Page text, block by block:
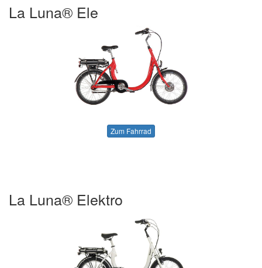
La Luna® Ele
Zum Fahrrad
La Luna® Elektro